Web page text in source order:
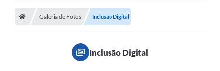
Galeria de Fotos Inclusão Digital
Inclusão Digital